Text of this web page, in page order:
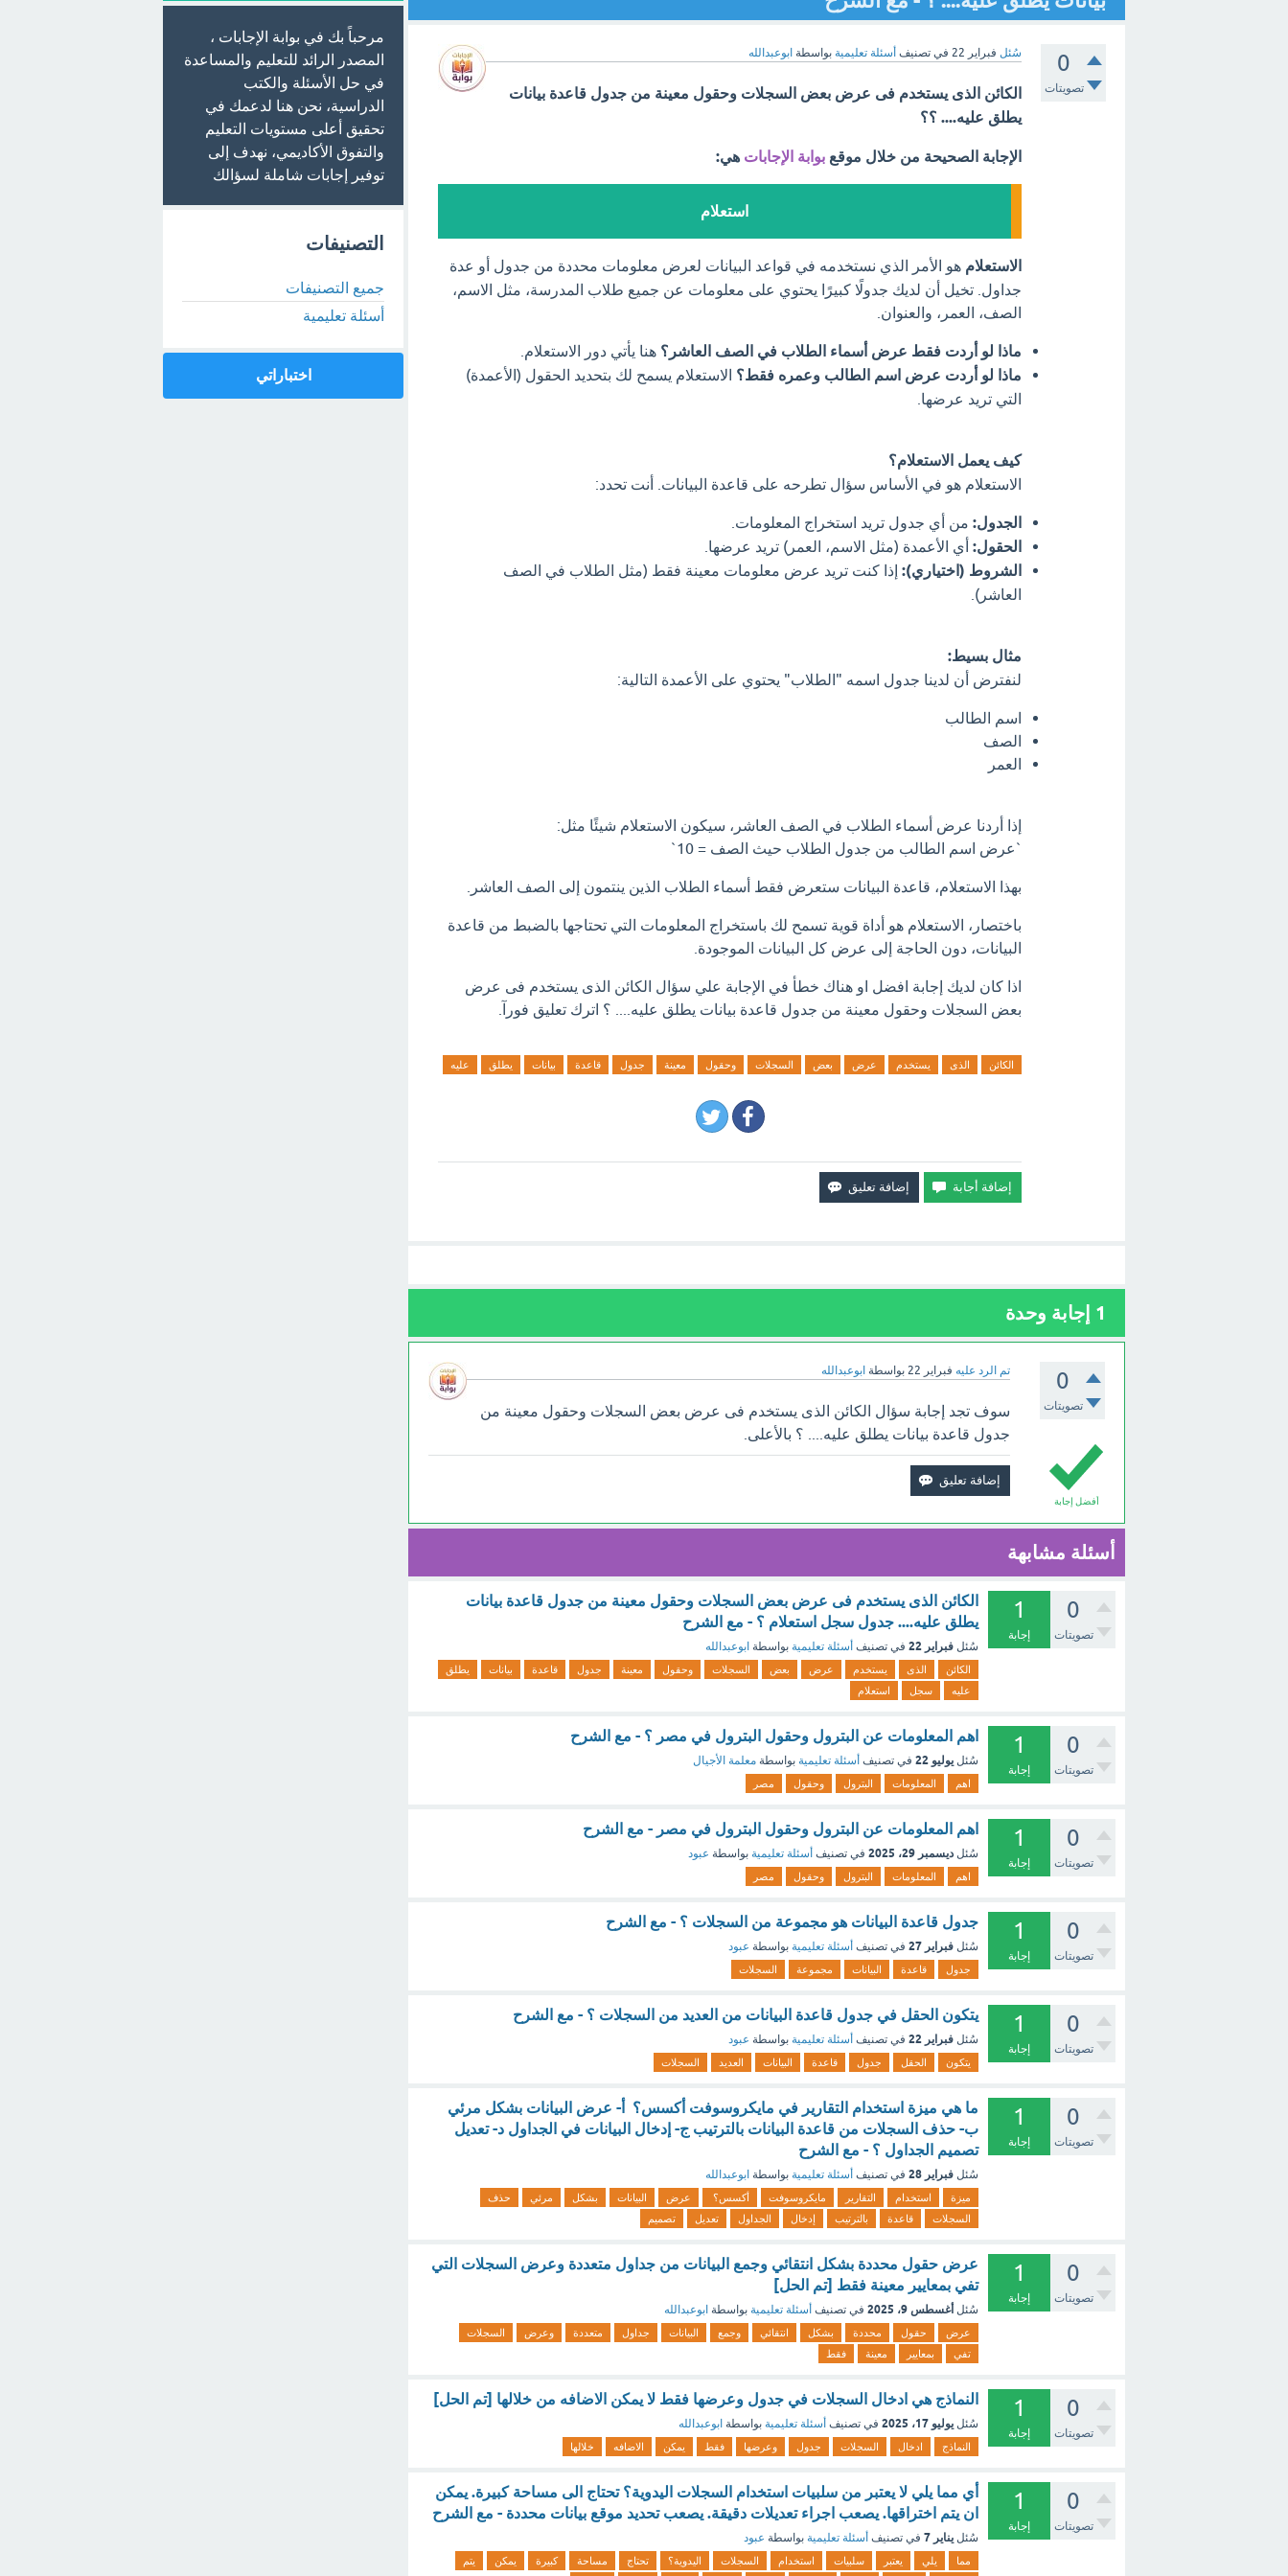
0
تصويتات
سُئل فبراير 22 في تصنيف أسئلة تعليمية بواسطة ابوعبدالله
الكائن الذى يستخدم فى عرض بعض السجلات وحقول معينة من جدول قاعدة بيانات
يطلق عليه.... ؟؟
الإجابة الصحيحة من خلال موقع بوابة الإجابات هي:
استعلام
الاستعلام هو الأمر الذي نستخدمه في قواعد البيانات لعرض معلومات محددة من جدول أو عدة
جداول. تخيل أن لديك جدولًا كبيرًا يحتوي على معلومات عن جميع طلاب المدرسة، مثل الاسم،
الصف، العمر، والعنوان.
ماذا لو أردت فقط عرض أسماء الطلاب في الصف العاشر؟ هنا يأتي دور الاستعلام.
ماذا لو أردت عرض اسم الطالب وعمره فقط؟ الاستعلام يسمح لك بتحديد الحقول (الأعمدة)
التي تريد عرضها.
كيف يعمل الاستعلام؟
الاستعلام هو في الأساس سؤال تطرحه على قاعدة البيانات. أنت تحدد:
الجدول: من أي جدول تريد استخراج المعلومات.
الحقول: أي الأعمدة (مثل الاسم، العمر) تريد عرضها.
الشروط (اختياري): إذا كنت تريد عرض معلومات معينة فقط (مثل الطلاب في الصف
العاشر).
مثال بسيط:
لنفترض أن لدينا جدول اسمه "الطلاب" يحتوي على الأعمدة التالية:
اسم الطالب
الصف
العمر
إذا أردنا عرض أسماء الطلاب في الصف العاشر، سيكون الاستعلام شيئًا مثل:
`عرض اسم الطالب من جدول الطلاب حيث الصف = 10`
بهذا الاستعلام، قاعدة البيانات ستعرض فقط أسماء الطلاب الذين ينتمون إلى الصف العاشر.
باختصار، الاستعلام هو أداة قوية تسمح لك باستخراج المعلومات التي تحتاجها بالضبط من قاعدة
البيانات، دون الحاجة إلى عرض كل البيانات الموجودة.
اذا كان لديك إجابة افضل او هناك خطأ في الإجابة علي سؤال الكائن الذى يستخدم فى عرض
بعض السجلات وحقول معينة من جدول قاعدة بيانات يطلق عليه.... ؟ اترك تعليق فورآ.
الكائن الذى يستخدم عرض بعض السجلات وحقول معينة جدول قاعدة بيانات يطلق عليه
1 إجابة وحدة
0
تصويتات
تم الرد عليه فبراير 22 بواسطة ابوعبدالله
أفضل إجابة
سوف تجد إجابة سؤال الكائن الذى يستخدم فى عرض بعض السجلات وحقول معينة من
جدول قاعدة بيانات يطلق عليه.... ؟ بالأعلى.
أسئلة مشابهة
0
تصويتات
1
إجابة
الكائن الذى يستخدم فى عرض بعض السجلات وحقول معينة من جدول قاعدة بيانات
يطلق عليه.... جدول سجل استعلام ؟ - مع الشرح
سُئل فبراير 22 في تصنيف أسئلة تعليمية بواسطة ابوعبدالله
الكائن الذى يستخدم عرض بعض السجلات وحقول معينة جدول قاعدة بيانات
يطلق
عليه
سجل استعلام
0
تصويتات
1
إجابة
اهم المعلومات عن البترول وحقول البترول في مصر ؟ - مع الشرح
سُئل يوليو 22 في تصنيف أسئلة تعليمية بواسطة معلمة الأجيال
اهم المعلومات البترول وحقول مصر
0
تصويتات
1
إجابة
اهم المعلومات عن البترول وحقول البترول في مصر - مع الشرح
سُئل ديسمبر 29، 2025 في تصنيف أسئلة تعليمية بواسطة عبود
اهم المعلومات البترول وحقول مصر
0
تصويتات
1
إجابة
جدول قاعدة البيانات هو مجموعة من السجلات ؟ - مع الشرح
سُئل فبراير 27 في تصنيف أسئلة تعليمية بواسطة عبود
جدول قاعدة البيانات مجموعة السجلات
0
تصويتات
1
إجابة
يتكون الحقل في جدول قاعدة البيانات من العديد من السجلات ؟ - مع الشرح
سُئل فبراير 22 في تصنيف أسئلة تعليمية بواسطة عبود
يتكون الحقل جدول قاعدة البيانات العديد السجلات
0
تصويتات
1
إجابة
ما هي ميزة استخدام التقارير في مايكروسوفت أكسس؟ أ- عرض البيانات بشكل مرئي
ب- حذف السجلات من قاعدة البيانات بالترتيب ج- إدخال البيانات في الجداول د- تعديل
تصميم الجداول ؟ - مع الشرح
سُئل فبراير 28 في تصنيف أسئلة تعليمية بواسطة ابوعبدالله
ميزة استخدام التقارير مايكروسوفت أكسس؟ عرض البيانات بشكل مرئي
حذف
السجلات
قاعدة بالترتيب إدخال الجداول تعديل تصميم
0
تصويتات
1
إجابة
عرض حقول محددة بشكل انتقائي وجمع البيانات من جداول متعددة وعرض السجلات التي
تفي بمعايير معينة فقط [تم الحل]
سُئل أغسطس 9، 2025 في تصنيف أسئلة تعليمية بواسطة ابوعبدالله
عرض حقول محددة بشكل انتقائي وجمع البيانات جداول متعددة وعرض
السجلات
تفي
بمعايير معينة فقط
0
تصويتات
1
إجابة
النماذج هي ادخال السجلات في جدول وعرضها فقط لا يمكن الاضافه من خلالها [تم الحل]
سُئل يوليو 17، 2025 في تصنيف أسئلة تعليمية بواسطة ابوعبدالله
النماذج ادخال السجلات جدول وعرضها فقط يمكن الاضافه خلالها
0
تصويتات
1
إجابة
أي مما يلي لا يعتبر من سلبيات استخدام السجلات اليدوية؟ تحتاج الى مساحة كبيرة. يمكن
ان يتم اختراقها. يصعب اجراء تعديلات دقيقة. يصعب تحديد موقع بيانات محددة - مع الشرح
سُئل يناير 7 في تصنيف أسئلة تعليمية بواسطة عبود
مما يلي يعتبر سلبيات استخدام السجلات اليدوية؟ تحتاج مساحة كبيرة يمكن يتم
مرحباً بك في بوابة الإجابات ،
المصدر الرائد للتعليم والمساعدة
في حل الأسئلة والكتب
الدراسية، نحن هنا لدعمك في
تحقيق أعلى مستويات التعليم
والتفوق الأكاديمي، نهدف إلى
توفير إجابات شاملة لسؤالك
التصنيفات
جميع التصنيفات
أسئلة تعليمية
اختباراتي